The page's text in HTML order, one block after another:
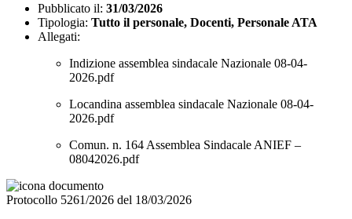
Pubblicato il: 31/03/2026
Tipologia: Tutto il personale, Docenti, Personale ATA
Allegati:
Indizione assemblea sindacale Nazionale 08-04-
2026.pdf
Locandina assemblea sindacale Nazionale 08-04-
2026.pdf
Comun. n. 164 Assemblea Sindacale ANIEF –
08042026.pdf
Protocollo 5261/2026 del 18/03/2026